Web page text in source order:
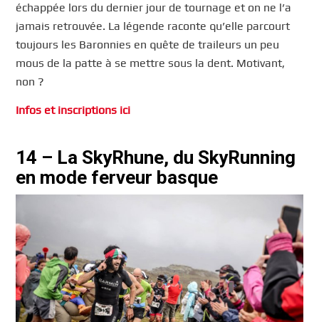
échappée lors du dernier jour de tournage et on ne l’a
jamais retrouvée. La légende raconte qu’elle parcourt
toujours les Baronnies en quête de traileurs un peu
mous de la patte à se mettre sous la dent. Motivant,
non ?
Infos et inscriptions ici
14 – La SkyRhune, du SkyRunning
en mode ferveur basque